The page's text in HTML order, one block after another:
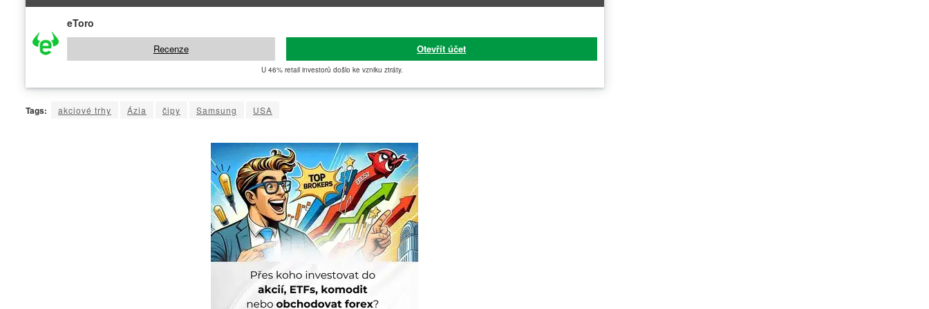
eToro
Recenze Otevřít účet
U 46% retail investorů došlo ke vzniku ztráty.
Tags: akciové trhy Ázia čipy Samsung USA